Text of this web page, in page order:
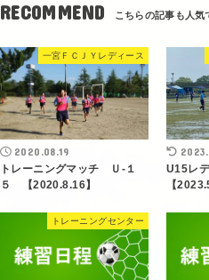
RECOMMEND
一宮ＦＣＪＹレディース
2020.08.19
トレーニングマッチ Ｕ-１
５ 【2020.8.16】
U15レ
【
トレーニングセンター